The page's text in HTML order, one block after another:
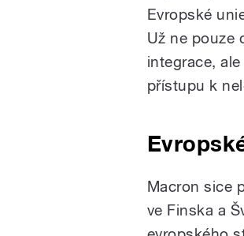
Evropské
Už ne pouze
integrace,
přístupu k
Macron sice
ve Finska a